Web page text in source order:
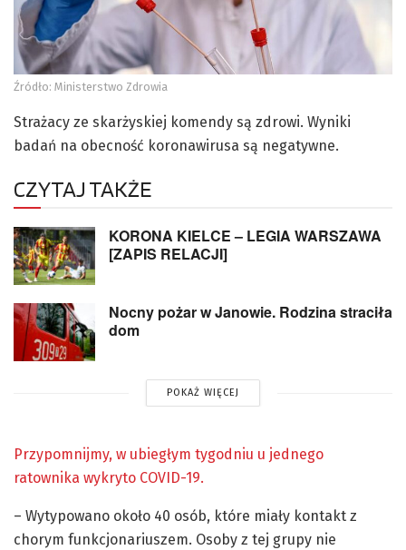
Źródło: Ministerstwo Zdrowia
Strażacy ze skarżyskiej komendy są zdrowi. Wyniki
badań na obecność koronawirusa są negatywne.
CZYTAJ TAKŻE
KORONA KIELCE – LEGIA WARSZAWA
[ZAPIS RELACJI]
Nocny pożar w Janowie. Rodzina straciła
dom
POKAŻ WIĘCEJ
Przypomnijmy, w ubiegłym tygodniu u jednego
ratownika wykryto COVID-19.
– Wytypowano około 40 osób, które miały kontakt z
chorym funkcjonariuszem. Osoby z tej grupy nie